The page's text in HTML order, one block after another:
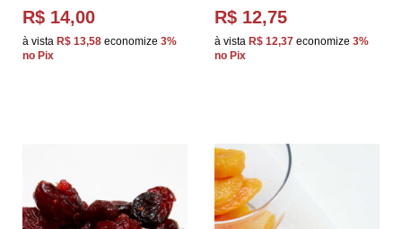
R$ 14,00
à vista R$ 13,58 economize 3%
no Pix
R$ 12,75
à vista R$ 12,37 economize 3%
no Pix